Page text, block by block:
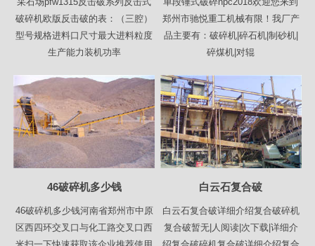
破碎机欧版反击破的表：（三腔）
型号规格进料口尺寸最大进料粒度
生产能力装机功率
郑州市驰悦重工机械有限！我厂产
品主要有：破碎机|碎石机|制砂机|
碎煤机|对辊
46破碎机多少钱
46破碎机多少钱河南省郑州市中原
区西四环交叉口与化工路交叉口西
白云石复合破
白云石复合破详细介绍复合破碎机
复合破暂无|人阅读|次下载|详细介